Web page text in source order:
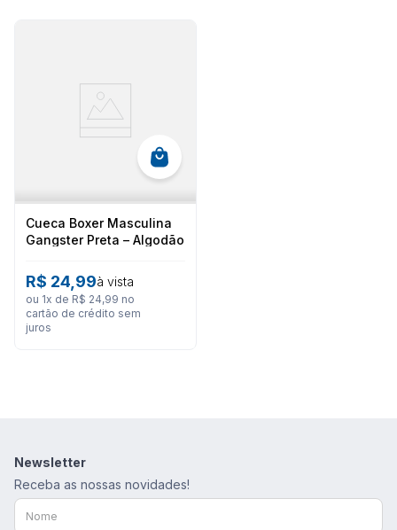
Cueca Boxer Masculina
Gangster Preta – Algodão
100% Algodão
R$ 24 99à vista
ou 1x de R$ 24,99 no
cartão de crédito sem
juros
Newsletter
Receba as nossas novidades!